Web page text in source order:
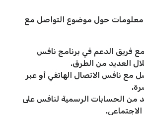
معلومات حول موضوع التواصل مع
فريق الدعم في برنامج نافس
العديد من الطرق.
مع نافس الاتصال الهاتفي أو عبر
من الحسابات الرسمية لنافس على